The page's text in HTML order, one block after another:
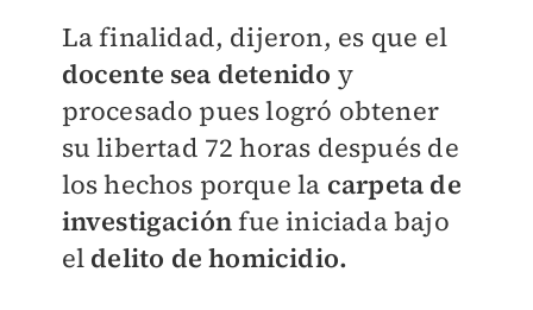
La finalidad, dijeron, es que el
docente sea detenido y
procesado pues logró obtener
su libertad 72 horas después de
los hechos porque la carpeta de
investigaciónfue iniciada bajo
el delito de homicidio.